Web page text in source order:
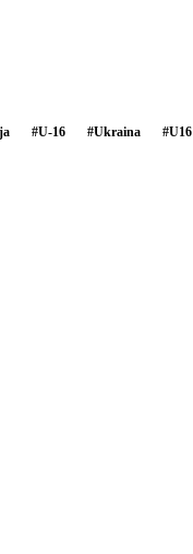
#U-16 #Ukraina #U16